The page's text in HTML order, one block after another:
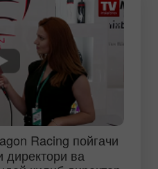
Racing пойгачи
директори ва